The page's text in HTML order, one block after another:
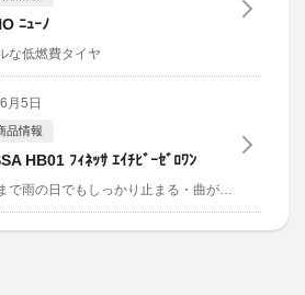
ﾆｭｰﾉ
な低燃費タイヤ
月5日
品情報
HB01 ﾌｨﾈｯｻ ｴｲﾁﾋﾞｰｾﾞﾛﾜﾝ
摩耗時まで雨の日でもしっかり止まる・曲がるタイヤ